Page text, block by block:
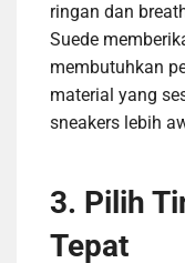
ringan dan
Suede
membutuhkan
material yang
sneakers lebih
3. Pilih
Tepat